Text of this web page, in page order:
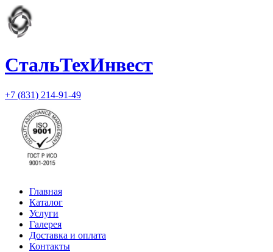
СтальТехИнвест
+7 (831) 214-91-49
Главная
Каталог
Услуги
Галерея
Доставка и оплата
Контакты